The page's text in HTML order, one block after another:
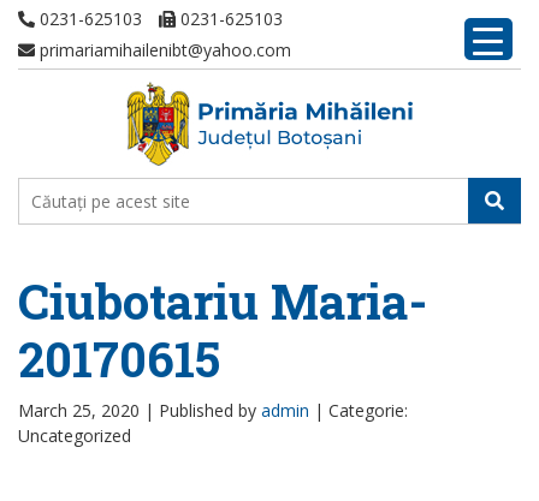
0231-625103
0231-625103
primariamihailenibt@yahoo.com
Ciubotariu Maria-
20170615
March 25, 2020 | Published by admin | Categorie:
Uncategorized